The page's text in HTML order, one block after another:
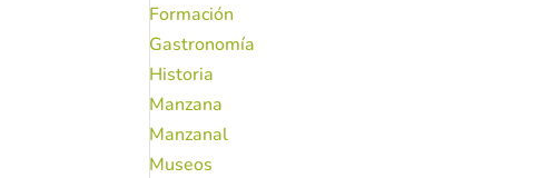
Formación
Gastronomía
Historia
Manzana
Manzanal
Museos